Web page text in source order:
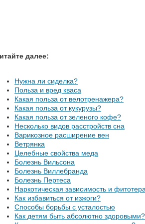
далее:
Нужна ли сиделка?
Польза и вред кваса
Какая польза от велотренажера?
Какая польза от кукурузы?
Какая польза от зеленого кофе?
Несколько видов расстройств сна
Варикозное расширение вен
Ветрянка
Целебные свойства меда
Болезнь Вильсона
Болезнь Виллебранда
Болезнь Пертеса
Наркотическая зависимость и
Как избавиться от изжоги?
Способы борьбы с усталостью
Как детям быть абсолютно здоровыми?